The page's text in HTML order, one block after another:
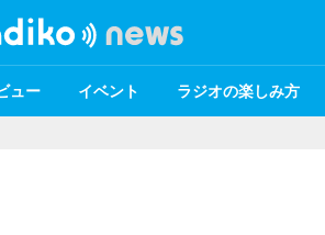
ュー イベント ラジオの楽しみ方